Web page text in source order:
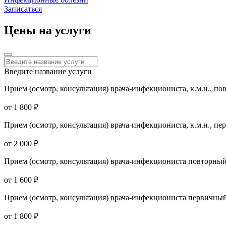
Записаться
Цены на услуги
Введите название услуги
Прием (осмотр, консультация) врача-инфекциониста, к.м.н.,
от 1 800 ₽
Прием (осмотр, консультация) врача-инфекциониста, к.м.н.,
от 2 000 ₽
Прием (осмотр, консультация) врача-инфекциониста повторный
от 1 600 ₽
Прием (осмотр, консультация) врача-инфекциониста
от 1 800 ₽